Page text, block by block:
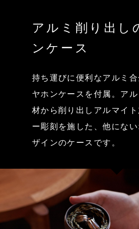
アルミ削り出し
ンケース
持ち運びに便利なアルミ合
ヤホンケースを付属。ア
材から削り出しアルマイ
ー彫刻を施した、他にな
ザインのケースです。